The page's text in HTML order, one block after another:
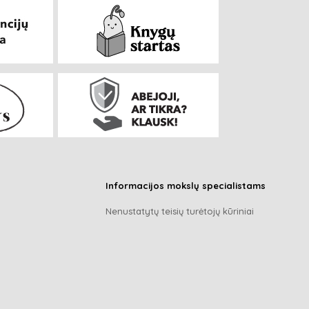
Informacijos mokslų specialistams
Nenustatytų teisių turėtojų kūriniai